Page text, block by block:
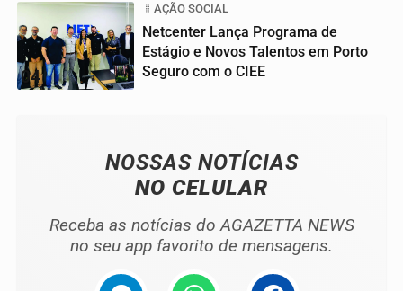
04
AÇÃO SOCIAL
Netcenter Lança Programa de
Estágio e Novos Talentos em Porto
Seguro com o CIEE
NOSSAS NOTÍCIAS
NO CELULAR
Receba as notícias do AGAZETTA NEWS
no seu app favorito de mensagens.